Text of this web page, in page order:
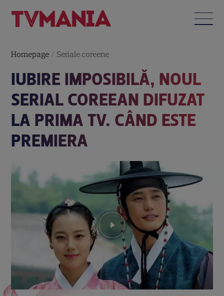
Homepage / Seriale coreene
IUBIRE IMPOSIBILĂ, NOUL
SERIAL COREEAN DIFUZAT
LA PRIMA TV. CÂND ESTE
PREMIERA